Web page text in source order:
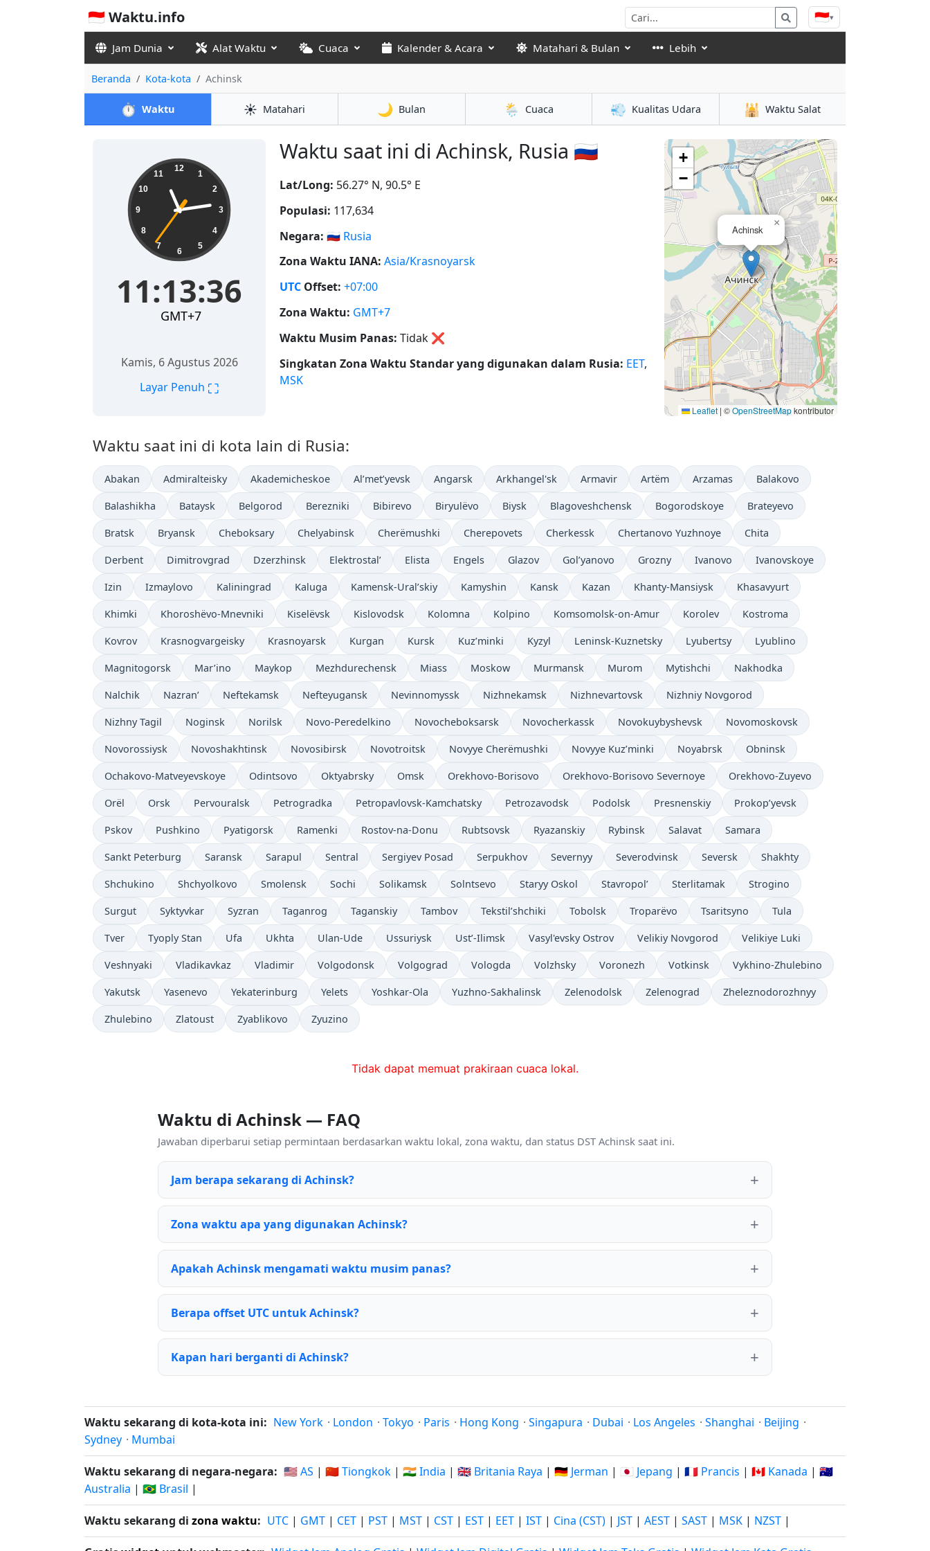
🇮🇩 Waktu.info 🇮🇩▾
Jam Dunia Alat Waktu Cuaca Kalender & Acara Matahari & Bulan Lebih
Beranda Kota-kota Achinsk
⏱️ Waktu ☀️ Matahari 🌙 Bulan 🌦️ Cuaca 💨 Kualitas Udara 🕌 Waktu Salat
Waktu saat ini di Achinsk, Rusia 🇷🇺
11:13:36 12
1
2
3
4
5
6
7
8
9
10
11
11:13:36
GMT+7
Kamis, 6 Agustus 2026
Layar Penuh ⛶
Lat/Long: 56.27° N, 90.5° E
Populasi: 117,634
Negara: 🇷🇺 Rusia
Zona Waktu IANA: Asia/Krasnoyarsk
UTC Offset: +07:00
Zona Waktu: GMT+7
Waktu Musim Panas: Tidak ❌
Singkatan Zona Waktu Standar yang digunakan dalam Rusia: EET,
MSK
Achinsk
×
+
−
Leaflet | ©OpenStreetMapkontributor
Waktu saat ini di kota lain di Rusia:
Abakan Admiralteisky Akademicheskoe Al’met’yevsk Angarsk Arkhangel'sk Armavir Artëm Arzamas Balakovo
Balashikha Bataysk Belgorod Berezniki Bibirevo Biryulëvo Biysk Blagoveshchensk Bogorodskoye Brateyevo
Bratsk Bryansk Cheboksary Chelyabinsk Cherëmushki Cherepovets Cherkessk Chertanovo Yuzhnoye Chita
Derbent Dimitrovgrad Dzerzhinsk Elektrostal’ Elista Engels Glazov Gol’yanovo Grozny Ivanovo Ivanovskoye
Izin Izmaylovo Kaliningrad Kaluga Kamensk-Ural’skiy Kamyshin Kansk Kazan Khanty-Mansiysk Khasavyurt
Khimki Khoroshëvo-Mnevniki Kiselëvsk Kislovodsk Kolomna Kolpino Komsomolsk-on-Amur Korolev Kostroma
Kovrov Krasnogvargeisky Krasnoyarsk Kurgan Kursk Kuz’minki Kyzyl Leninsk-Kuznetsky Lyubertsy Lyublino
Magnitogorsk Mar’ino Maykop Mezhdurechensk Miass Moskow Murmansk Murom Mytishchi Nakhodka
Nalchik Nazran’ Neftekamsk Nefteyugansk Nevinnomyssk Nizhnekamsk Nizhnevartovsk Nizhniy Novgorod
Nizhny Tagil Noginsk Norilsk Novo-Peredelkino Novocheboksarsk Novocherkassk Novokuybyshevsk Novomoskovsk
Novorossiysk Novoshakhtinsk Novosibirsk Novotroitsk Novyye Cherëmushki Novyye Kuz’minki Noyabrsk Obninsk
Ochakovo-Matveyevskoye Odintsovo Oktyabrsky Omsk Orekhovo-Borisovo Orekhovo-Borisovo Severnoye Orekhovo-Zuyevo
Orël Orsk Pervouralsk Petrogradka Petropavlovsk-Kamchatsky Petrozavodsk Podolsk Presnenskiy Prokop’yevsk
Pskov Pushkino Pyatigorsk Ramenki Rostov-na-Donu Rubtsovsk Ryazanskiy Rybinsk Salavat Samara
Sankt Peterburg Saransk Sarapul Sentral Sergiyev Posad Serpukhov Severnyy Severodvinsk Seversk Shakhty
Shchukino Shchyolkovo Smolensk Sochi Solikamsk Solntsevo Staryy Oskol Stavropol’ Sterlitamak Strogino
Surgut Syktyvkar Syzran Taganrog Taganskiy Tambov Tekstil’shchiki Tobolsk Troparëvo Tsaritsyno Tula
Tver Tyoply Stan Ufa Ukhta Ulan-Ude Ussuriysk Ust’-Ilimsk Vasyl'evsky Ostrov Velikiy Novgorod Velikiye Luki
Veshnyaki Vladikavkaz Vladimir Volgodonsk Volgograd Vologda Volzhsky Voronezh Votkinsk Vykhino-Zhulebino
Yakutsk Yasenevo Yekaterinburg Yelets Yoshkar-Ola Yuzhno-Sakhalinsk Zelenodolsk Zelenograd Zheleznodorozhnyy
Zhulebino Zlatoust Zyablikovo Zyuzino
Tidak dapat memuat prakiraan cuaca lokal.
Waktu di Achinsk — FAQ
Jawaban diperbarui setiap permintaan berdasarkan waktu lokal, zona waktu, dan status DST Achinsk saat ini.
Jam berapa sekarang di Achinsk?
Zona waktu apa yang digunakan Achinsk?
Apakah Achinsk mengamati waktu musim panas?
Berapa offset UTC untuk Achinsk?
Kapan hari berganti di Achinsk?
Waktu sekarang di kota-kota ini: New York · London · Tokyo · Paris · Hong Kong · Singapura · Dubai · Los Angeles · Shanghai · Beijing ·
Sydney · Mumbai
Waktu sekarang di negara-negara: 🇺🇸 AS | 🇨🇳 Tiongkok | 🇮🇳 India | 🇬🇧 Britania Raya | 🇩🇪 Jerman | 🇯🇵 Jepang | 🇫🇷 Prancis | 🇨🇦 Kanada | 🇦🇺
Australia | 🇧🇷 Brasil |
Waktu sekarang di zona waktu: UTC | GMT | CET | PST | MST | CST | EST | EET | IST | Cina (CST) | JST | AEST | SAST | MSK | NZST |